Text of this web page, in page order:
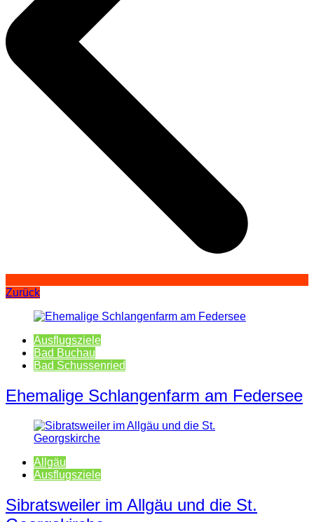
Zurück
Ausflugsziele
Bad Buchau
Bad Schussenried
Ehemalige Schlangenfarm am Federsee
Allgäu
Ausflugsziele
Sibratsweiler im Allgäu und die St.